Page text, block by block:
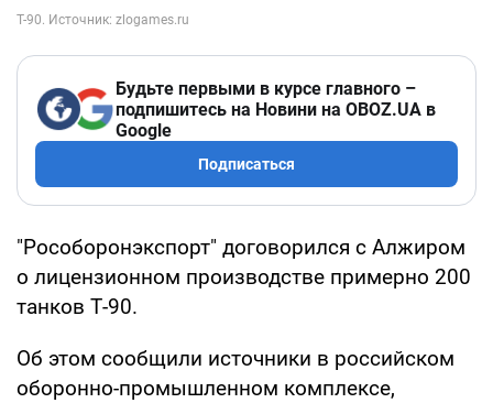
Будьте первыми в курсе главного –
подпишитесь на Новини на OBOZ.UA в
Google
Подписаться
"Рособоронэкспорт" договорился с Алжиром
о лицензионном производстве примерно 200
танков Т-90.
Об этом сообщили источники в российском
оборонно-промышленном комплексе,